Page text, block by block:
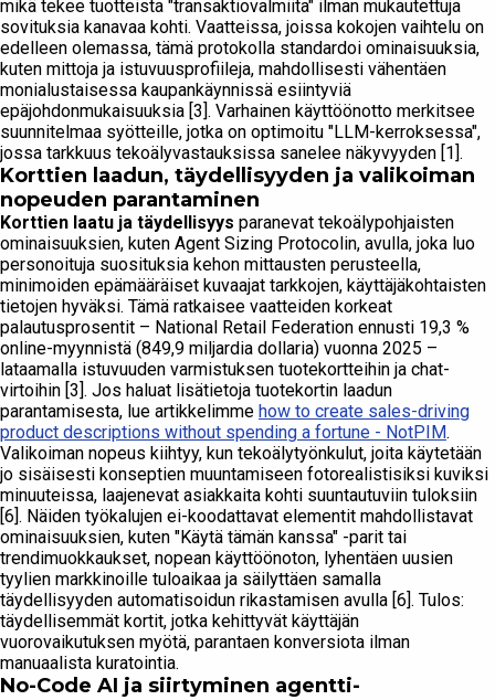
mikä tekee tuotteista "transaktiovalmiita" ilman mukautettuja
sovituksia kanavaa kohti. Vaatteissa, joissa kokojen vaihtelu on
edelleen olemassa, tämä protokolla standardoi ominaisuuksia,
kuten mittoja ja istuvuusprofiileja, mahdollisesti vähentäen
monialustaisessa kaupankäynnissä esiintyviä
epäjohdonmukaisuuksia [3]. Varhainen käyttöönotto merkitsee
suunnitelmaa syötteille, jotka on optimoitu "LLM-kerroksessa",
jossa tarkkuus tekoälyvastauksissa sanelee näkyvyyden [1].
Korttien laadun, täydellisyyden ja valikoiman
nopeuden parantaminen
Korttien laatu ja täydellisyys paranevat tekoälypohjaisten
ominaisuuksien, kuten Agent Sizing Protocolin, avulla, joka luo
personoituja suosituksia kehon mittausten perusteella,
minimoiden epämääräiset kuvaajat tarkkojen, käyttäjäkohtaisten
tietojen hyväksi. Tämä ratkaisee vaatteiden korkeat
palautusprosentit – National Retail Federation ennusti 19,3 %
online-myynnistä (849,9 miljardia dollaria) vuonna 2025 –
lataamalla istuvuuden varmistuksen tuotekortteihin ja chat-
virtoihin [3]. Jos haluat lisätietoja tuotekortin laadun
parantamisesta, lue artikkelimme how to create sales-driving
product descriptions without spending a fortune - NotPIM.
Valikoiman nopeus kiihtyy, kun tekoälytyönkulut, joita käytetään
jo sisäisesti konseptien muuntamiseen fotorealistisiksi kuviksi
minuuteissa, laajenevat asiakkaita kohti suuntautuviin tuloksiin
[6]. Näiden työkalujen ei-koodattavat elementit mahdollistavat
ominaisuuksien, kuten "Käytä tämän kanssa" -parit tai
trendimuokkaukset, nopean käyttöönoton, lyhentäen uusien
tyylien markkinoille tuloaikaa ja säilyttäen samalla
täydellisyyden automatisoidun rikastamisen avulla [6]. Tulos:
täydellisemmät kortit, jotka kehittyvät käyttäjän
vuorovaikutuksen myötä, parantaen konversiota ilman
manuaalista kuratointia.
No-Code AI ja siirtyminen agentti-